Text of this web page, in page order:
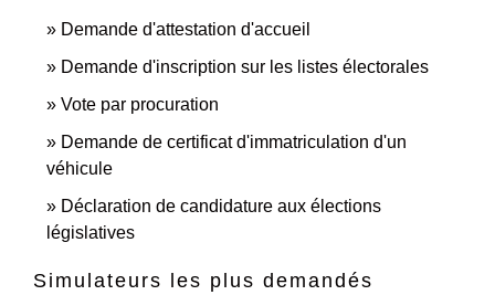
Demande d'attestation d'accueil
Demande d'inscription sur les listes électorales
Vote par procuration
Demande de certificat d'immatriculation d'un
véhicule
Déclaration de candidature aux élections
législatives
Simulateurs les plus demandés